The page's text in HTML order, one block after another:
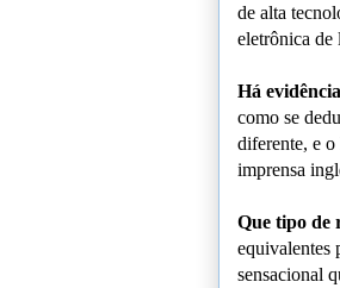
de alta
eletrônica de
Há
como se
diferente, e
imprensa
Que tipo de
equivalentes
sensacional